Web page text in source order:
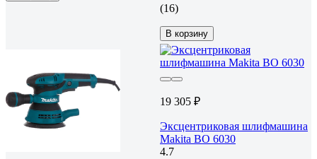
(16)
В корзину
19 305 ₽
Эксцентриковая шлифмашина
Makita BO 6030
4.7